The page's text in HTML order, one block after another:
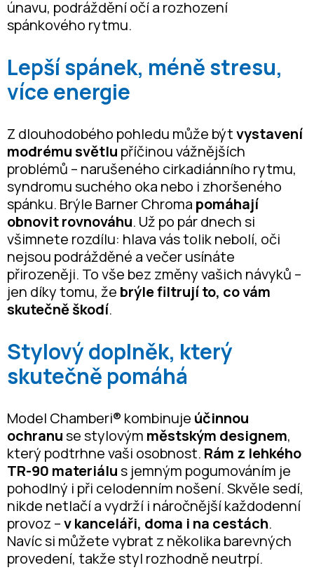
únavu, podráždění očí a rozhození
spánkového rytmu.
Lepší spánek, méně stresu,
více energie
Z dlouhodobého pohledu může býtvystavení
modrému světlu příčinou vážnějších
problémů – narušeného cirkadiánního rytmu,
syndromu suchého oka nebo i zhoršeného
spánku. Brýle Barner Chroma pomáhají
obnovit rovnováhu. Už po pár dnech si
všimnete rozdílu: hlava vás tolik nebolí, oči
nejsou podrážděné a večer usínáte
přirozeněji. To vše bez změny vašich návyků –
jen díky tomu, že brýle filtrují to, co vám
skutečně škodí.
Stylový doplněk, který
skutečně pomáhá
Model Chamberi® kombinuje účinnou
ochranuse stylovým městským designem,
který podtrhne vaši osobnost. Rám z lehkého
TR-90 materiálus jemným pogumováním je
pohodlný i při celodenním nošení. Skvěle sedí,
nikde netlačí a vydrží i náročnější každodenní
provoz –v kanceláři, doma i na cestách.
Navíc si můžete vybrat z několika barevných
provedení, takže styl rozhodně neutrpí.